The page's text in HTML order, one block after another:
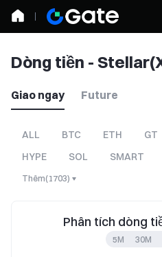
Dòng tiền -
Giao ngay Future
ALL BTC ETH GT
HYPE
SOL SMART
Thêm(1703)
Phân tích dòng
5M 30M